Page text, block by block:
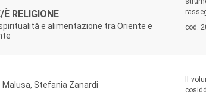
È RELIGIONE
e alimentazione tra Oriente e
cod.
Malusa, Stefania Zanardi
Il